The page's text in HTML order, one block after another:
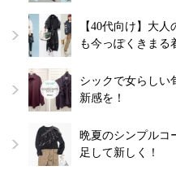
【40代向け】大
も今っぽくきまる
シックで女らしい
新感を！
晩夏のシンプルコ
足して新しく！